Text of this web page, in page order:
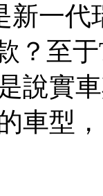
新一
？至
說實
車型